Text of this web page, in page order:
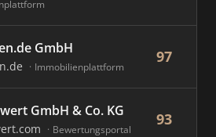
GmbH
Immobilienplattform
97
GmbH & Co. KG
Bewertungsportal
93